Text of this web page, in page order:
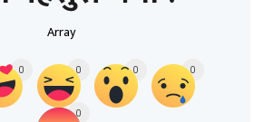
Array
0 0 0 0
0